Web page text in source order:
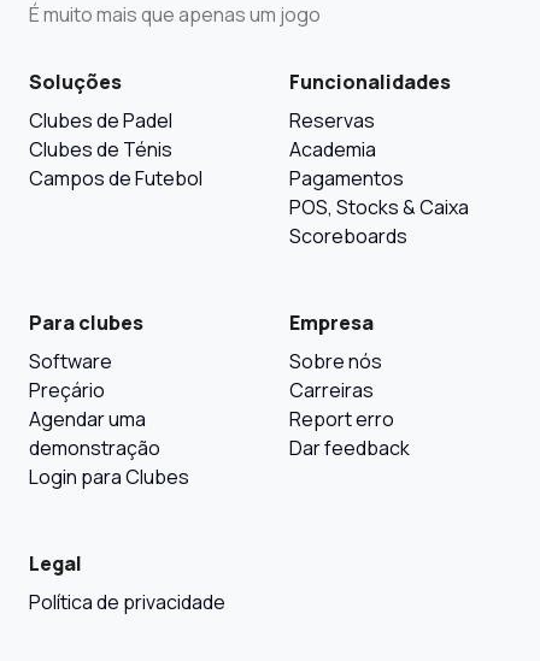
É muito mais que apenas um jogo
Soluções
Clubes de Padel
Clubes de Ténis
Campos de Futebol
Funcionalidades
Reservas
Academia
Pagamentos
POS, Stocks & Caixa
Scoreboards
Para clubes
Software
Preçário
Agendar uma
demonstração
Login para Clubes
Empresa
Sobre nós
Carreiras
Report erro
Dar feedback
Legal
Política de privacidade